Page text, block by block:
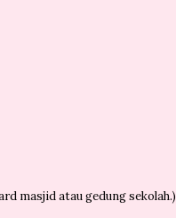
masjid atau gedung sekolah.)